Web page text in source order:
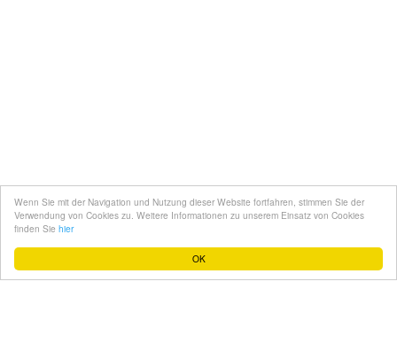
OK
Wenn Sie mit der Navigation und Nutzung dieser Website fortfahren, stimmen Sie der
Verwendung von Cookies zu. Weitere Informationen zu unserem Einsatz von Cookies
finden Sie hier
Topfgucker werden
Über uns
Datenschutz